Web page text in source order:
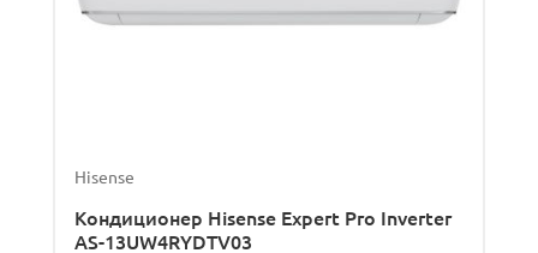
Hisense
Кондиционер Hisense Expert Pro Inverter
AS-13UW4RYDTV03